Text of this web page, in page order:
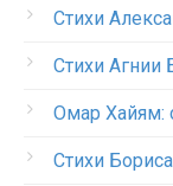
Стихи
Стихи Агнии
Омар Хайям:
Стихи